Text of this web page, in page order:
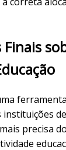
Finais
precisa